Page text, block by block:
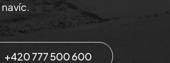
+420 777 500 600